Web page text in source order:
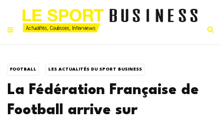
FOOTBALL LES ACTUALITÉS DU SPORT BUSINESS
La Fédération Française de
Football arrive sur